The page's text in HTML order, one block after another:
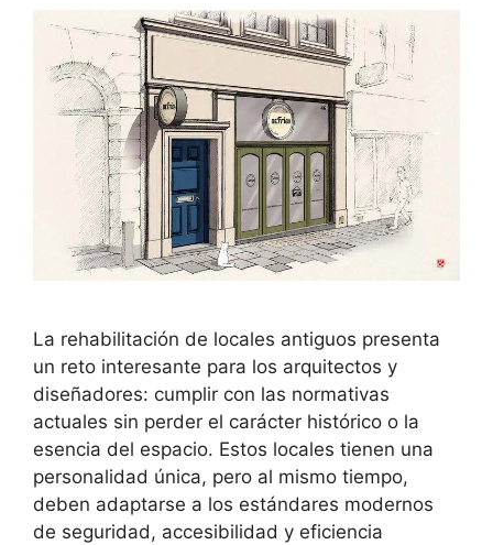
La rehabilitación de locales antiguos presenta
un reto interesante para los arquitectos y
diseñadores: cumplir con las normativas
actuales sin perder el carácter histórico o la
esencia del espacio. Estos locales tienen una
personalidad única, pero al mismo tiempo,
deben adaptarse a los estándares modernos
de seguridad, accesibilidad y eficiencia